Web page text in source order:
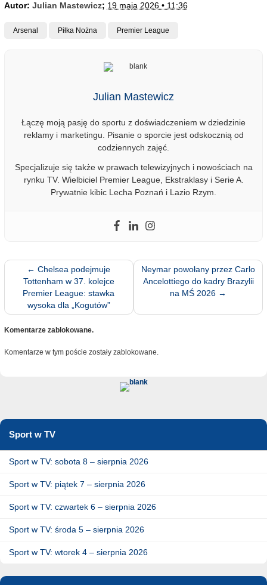
Autor: Julian Mastewicz; 19 maja 2026 • 11:36
Arsenal Piłka Nożna Premier League
Julian Mastewicz
Łączę moją pasję do sportu z doświadczeniem w dziedzinie
reklamy i marketingu. Pisanie o sporcie jest odskocznią od
codziennych zajęć.
Specjalizuje się także w prawach telewizyjnych i nowościach na
rynku TV. Wielbiciel Premier League, Ekstraklasy i Serie A.
Prywatnie kibic Lecha Poznań i Lazio Rzym.
← Chelsea podejmuje
Tottenham w 37. kolejce
Premier League: stawka
wysoka dla „Kogutów”
Neymar powołany przez Carlo
Ancelottiego do kadry Brazylii
na MŚ 2026 →
Komentarze zablokowane.
Komentarze w tym poście zostały zablokowane.
Sport w TV
Sport w TV: sobota 8 – sierpnia 2026
Sport w TV: piątek 7 – sierpnia 2026
Sport w TV: czwartek 6 – sierpnia 2026
Sport w TV: środa 5 – sierpnia 2026
Sport w TV: wtorek 4 – sierpnia 2026